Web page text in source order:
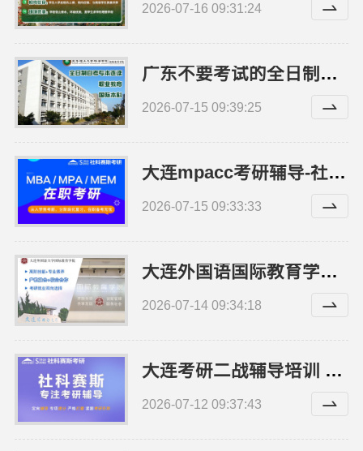
2026-07-16 09:31:24
广东不要考试的全日制大专-北京理工大学珠海学院继教院
2026-07-15 09:39:25
大连mpacc考研辅导-社科赛斯定制专业辅导规划
2026-07-15 09:33:33
大连外国语国际教育学院航空职教今日讯息学校环境怎么样
2026-07-14 09:34:18
大连考研二战辅导培训 社科赛斯考研定制专业辅导规划
2026-07-12 09:37:43